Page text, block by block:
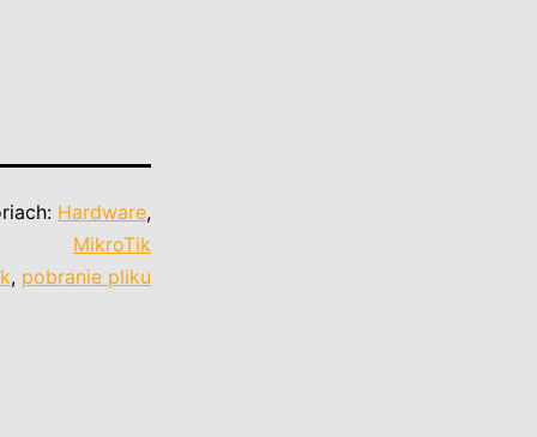
Hardware,
MikroTik
, pobranie pliku